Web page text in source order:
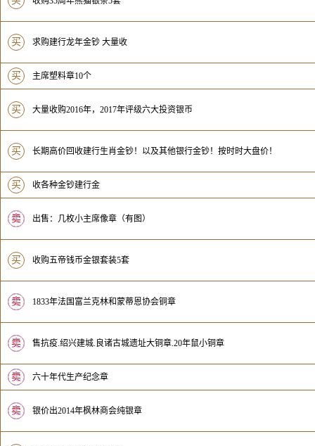
买 求购建行龙年金钞 大量收
买 主席塑料章10个
买 大量收购2016年，2017年评级六大投资银币
买 长期高价回收建行生肖金钞！以及其他银行金钞！按时时大盘价！
买 收各种金钞建行金
卖
无 出售：几枚小主席像章（有图）
买 收购五帝钱币金银套装5套
卖
无 1833年法国富兰克林和蒙蒂恩协会铜章
卖
无 售抗疫.绍兴建城.良诸古城遗址大铜章.20年鼠小铜章
卖
无 六十年代生产纪念章
卖
无 银价出2014年枫林商会纯银章